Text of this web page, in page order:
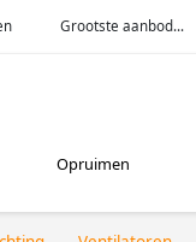
Grootste aanbod...
Opruimen